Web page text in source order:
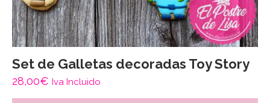
Set de Galletas decoradas Toy Story
28,00€ Iva Incluido